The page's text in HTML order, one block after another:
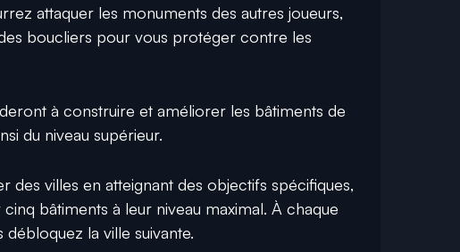
attaquer les monuments des autres joueurs,
boucliers pour vous protéger contre les
à construire et améliorer les bâtiments de
du niveau supérieur.
des villes en atteignant des objectifs spécifiques,
bâtiments à leur niveau maximal. À chaque
la ville suivante.